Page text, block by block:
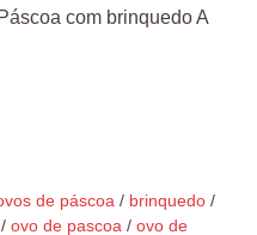
com brinquedo A
de páscoa / brinquedo /
/ ovo de pascoa / ovo de